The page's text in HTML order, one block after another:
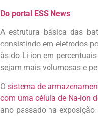
Do portal ESS News
A estrutura básica das
consistindo em eletrodos
às do Li-ion em
sejam mais volumosas e
Osistema de
com uma célula de Na-ion
ano passado na exposição